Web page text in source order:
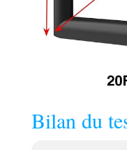
Bilan du